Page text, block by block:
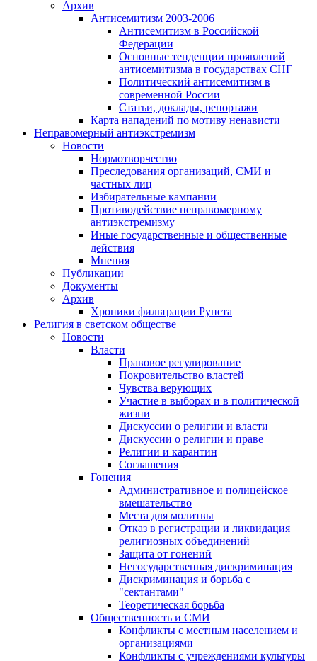
Архив
Антисемитизм 2003-2006
Антисемитизм в Российской
Федерации
Основные тенденции проявлений
антисемитизма в государствах СНГ
Политический антисемитизм в
современной России
Статьи, доклады, репортажи
Карта нападений по мотиву ненависти
Неправомерный антиэкстремизм
Новости
Нормотворчество
Преследования организаций, СМИ и
частных лиц
Избирательные кампании
Противодействие неправомерному
антиэкстремизму
Иные государственные и общественные
действия
Мнения
Публикации
Документы
Архив
Хроники фильтрации Рунета
Религия в светском обществе
Новости
Власти
Правовое регулирование
Покровительство властей
Чувства верующих
Участие в выборах и в политической
жизни
Дискуссии о религии и власти
Дискуссии о религии и праве
Религии и карантин
Соглашения
Гонения
Административное и полицейское
вмешательство
Места для молитвы
Отказ в регистрации и ликвидация
религиозных объединений
Защита от гонений
Негосударственная дискриминация
Дискриминация и борьба с
"сектантами"
Теоретическая борьба
Общественность и СМИ
Конфликты с местным населением и
организациями
Конфликты с учреждениями культуры